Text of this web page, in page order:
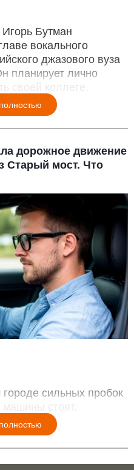
Бутман
вокального
джазового вуза
планирует лично
своей коллеге.
дорожное движение
Старый мост. Что
сильных пробок
машины стоят.